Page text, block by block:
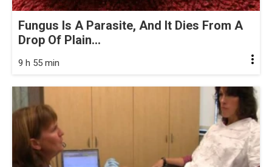
Fungus Is A Parasite, And It Dies From A
Drop Of Plain...
9 h 55 min